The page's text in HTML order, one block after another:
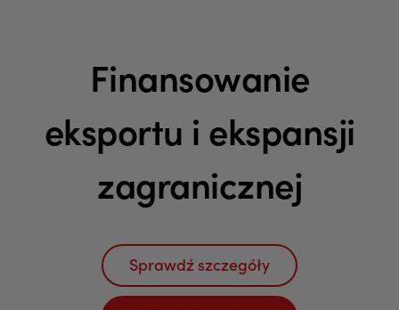
Finansowanie
eksportu i ekspansji
zagranicznej
Sprawdź szczegóły